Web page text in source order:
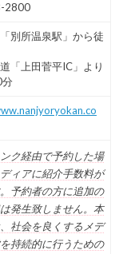
2800
別所温泉駅」から徒
「上田菅平IC」より
ク経由で予約した場
ィアに紹介手数料が
予約者の方に追加の
発生致しません。本
社会を良くするメデ
持続的に行うための